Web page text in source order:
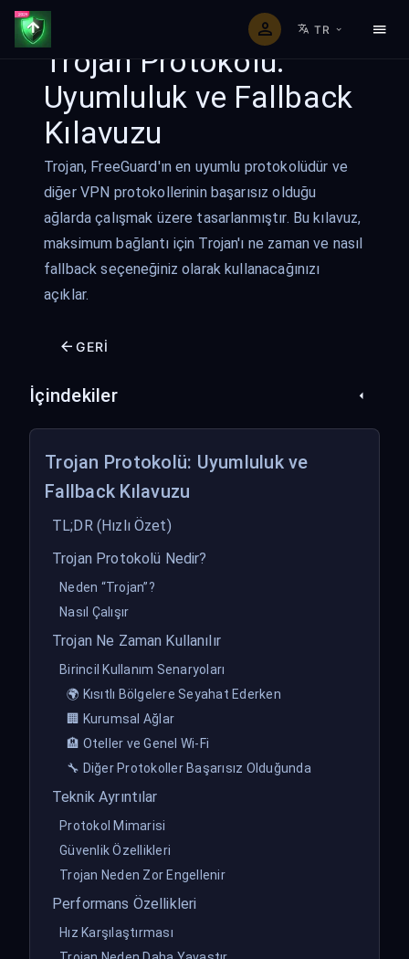
TR
Trojan Protokolü:
Uyumluluk ve Fallback
Kılavuzu
Trojan, FreeGuard'ın en uyumlu protokolüdür ve
diğer VPN protokollerinin başarısız olduğu
ağlarda çalışmak üzere tasarlanmıştır. Bu kılavuz,
maksimum bağlantı için Trojan'ı ne zaman ve nasıl
fallback seçeneğiniz olarak kullanacağınızı
açıklar.
GERI
İçindekiler
Trojan Protokolü: Uyumluluk ve
Fallback Kılavuzu
TL;DR (Hızlı Özet)
Trojan Protokolü Nedir?
Neden “Trojan”?
Nasıl Çalışır
Trojan Ne Zaman Kullanılır
Birincil Kullanım Senaryoları
🌍 Kısıtlı Bölgelere Seyahat Ederken
🏢 Kurumsal Ağlar
🏨 Oteller ve Genel Wi-Fi
🔧 Diğer Protokoller Başarısız Olduğunda
Teknik Ayrıntılar
Protokol Mimarisi
Güvenlik Özellikleri
Trojan Neden Zor Engellenir
Performans Özellikleri
Hız Karşılaştırması